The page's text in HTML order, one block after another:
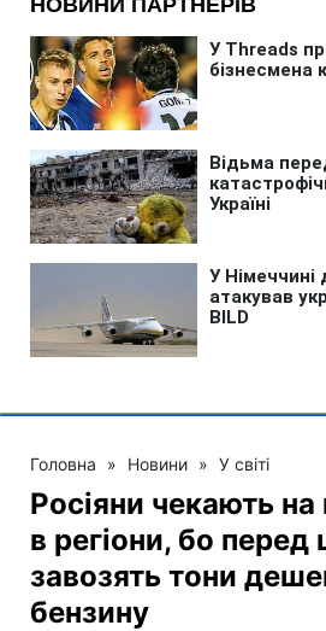
Головна » Новини » У світі
Росіяни чекають на
в регіони, бо перед
завозять тони
бензину